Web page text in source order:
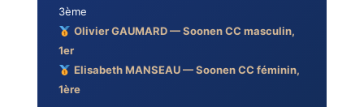
3ème
Olivier GAUMARD — Soonen CC masculin,
1er
Elisabeth MANSEAU — Soonen CC féminin,
1ère